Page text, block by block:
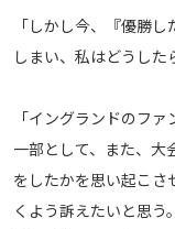
© AbemaTV. Inc. All
「しかし今、『優勝
しまい、私はどうした
「イングランドのフ
一部として、また、大
をしたかを思い起こさ
くよう訴えたいと思